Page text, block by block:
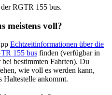
RGTR 155 bus.
meistens voll?
Echtzeitinformationen über die
155 bus finden (verfügbar in
bestimmten Fahrten). Du
wie voll es werden kann,
Haltestelle ankommt.